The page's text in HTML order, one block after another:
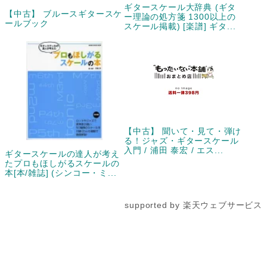
【中古】 ブルースギタースケ
ールブック
ギタースケール大辞典 (ギタ
ー理論の処方箋 1300以上の
スケール掲載) [楽譜] ギタ...
ギタースケールの達人が考え
たプロもほしがるスケールの
本[本/雑誌] (シンコー・ミ...
【中古】 聞いて・見て・弾け
る！ジャズ・ギタースケール
入門 / 浦田 泰宏 / エス...
supported by 楽天ウェブサービス